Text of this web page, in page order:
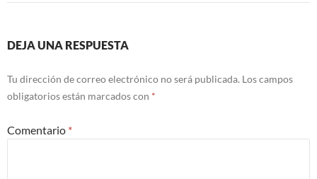
DEJA UNA RESPUESTA
Tu dirección de correo electrónico no será publicada. Los campos
obligatorios están marcados con *
Comentario *